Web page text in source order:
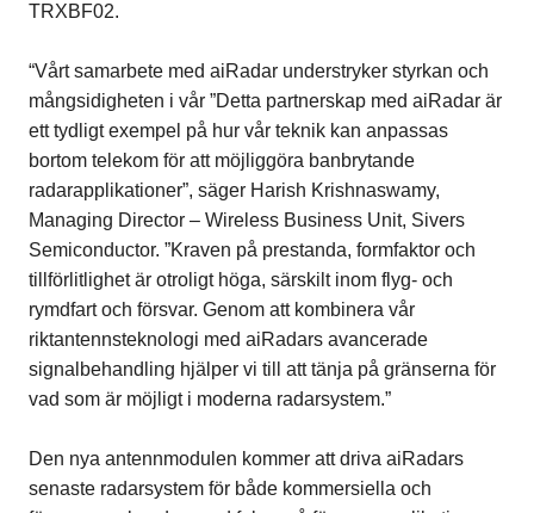
TRXBF02.
“Vårt samarbete med aiRadar understryker styrkan och
mångsidigheten i vår ”Detta partnerskap med aiRadar är
ett tydligt exempel på hur vår teknik kan anpassas
bortom telekom för att möjliggöra banbrytande
radarapplikationer”, säger Harish Krishnaswamy,
Managing Director – Wireless Business Unit, Sivers
Semiconductor. ”Kraven på prestanda, formfaktor och
tillförlitlighet är otroligt höga, särskilt inom flyg- och
rymdfart och försvar. Genom att kombinera vår
riktantennsteknologi med aiRadars avancerade
signalbehandling hjälper vi till att tänja på gränserna för
vad som är möjligt i moderna radarsystem.”
Den nya antennmodulen kommer att driva aiRadars
senaste radarsystem för både kommersiella och